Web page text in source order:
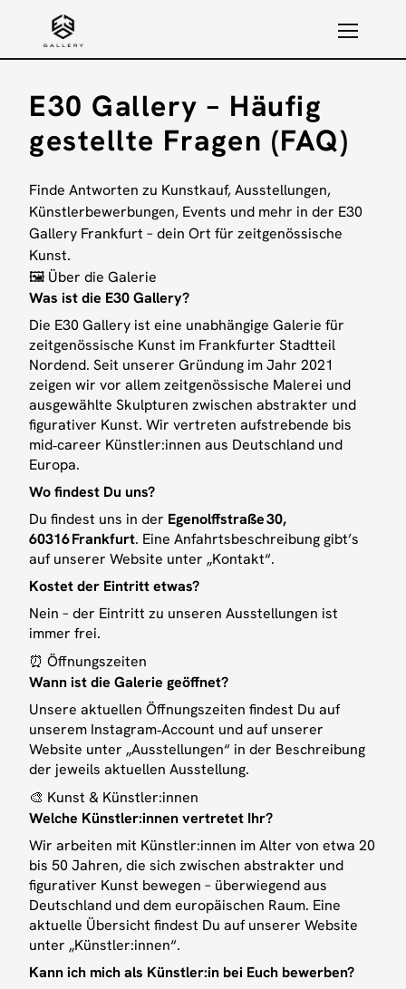
E30 Gallery – Häufig
gestellte Fragen (FAQ)
Finde Antworten zu Kunstkauf, Ausstellungen,
Künstlerbewerbungen, Events und mehr in der E30
Gallery Frankfurt – dein Ort für zeitgenössische
Kunst.
🖼 Über die Galerie
Was ist die E30 Gallery?
Die E30 Gallery ist eine unabhängige Galerie für
zeitgenössische Kunst im Frankfurter Stadtteil
Nordend. Seit unserer Gründung im Jahr 2021
zeigen wir vor allem zeitgenössische Malerei und
ausgewählte Skulpturen zwischen abstrakter und
figurativer Kunst. Wir vertreten aufstrebende bis
mid‑career Künstler:innen aus Deutschland und
Europa.
Wo findest Du uns?
Du findest uns in der Egenolffstraße 30,
60316 Frankfurt. Eine Anfahrtsbeschreibung gibt’s
auf unserer Website unter „Kontakt“.
Kostet der Eintritt etwas?
Nein – der Eintritt zu unseren Ausstellungen ist
immer frei.
⏰ Öffnungszeiten
Wann ist die Galerie geöffnet?
Unsere aktuellen Öffnungszeiten findest Du auf
unserem Instagram‑Account und auf unserer
Website unter „Ausstellungen“ in der Beschreibung
der jeweils aktuellen Ausstellung.
🎨 Kunst & Künstler:innen
Welche Künstler:innen vertretet Ihr?
Wir arbeiten mit Künstler:innen im Alter von etwa 20
bis 50 Jahren, die sich zwischen abstrakter und
figurativer Kunst bewegen – überwiegend aus
Deutschland und dem europäischen Raum. Eine
aktuelle Übersicht findest Du auf unserer Website
unter „Künstler:innen“.
Kann ich mich als Künstler:in bei Euch bewerben?